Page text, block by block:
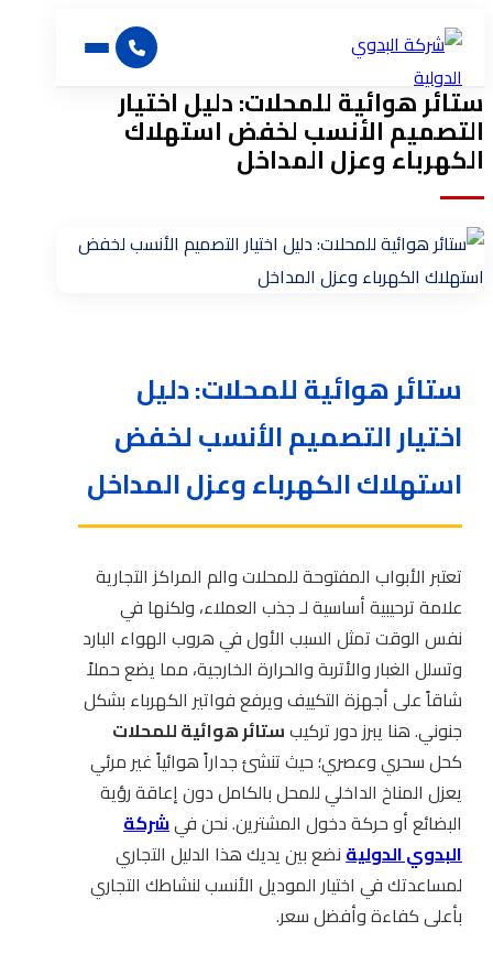
ستائر هوائية للمحلات: دليل اختيار
التصميم الأنسب لخفض استهلاك
الكهرباء وعزل المداخل
ستائر هوائية للمحلات: دليل
اختيار التصميم الأنسب لخفض
استهلاك الكهرباء وعزل المداخل
تعتبر الأبواب المفتوحة للمحلات والم المراكز التجارية
علامة ترحيبية أساسية لـ جذب العملاء، ولكنها في
نفس الوقت تمثل السبب الأول في هروب الهواء البارد
وتسلل الغبار والأتربة والحرارة الخارجية، مما يضع حملاً
شاقاً على أجهزة التكييف ويرفع فواتير الكهرباء بشكل
جنوني. هنا يبرز دور تركيبستائر هوائية للمحلات
كحل سحري وعصري؛ حيث تنشئ جداراً هوائياً غير مرئي
يعزل المناخ الداخلي للمحل بالكامل دون إعاقة رؤية
البضائع أو حركة دخول المشترين. نحن فيشركة
البدوي الدوليةنضع بين يديك هذا الدليل التجاري
لمساعدتك في اختيار الموديل الأنسب لنشاطك التجاري
بأعلى كفاءة وأفضل سعر.